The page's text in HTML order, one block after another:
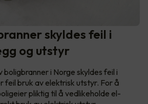
skyldes feil i
og utstyr
i Norge skyldes feil i
feil bruk av elektrisk utstyr. For å
pliktig til å vedlikeholde el-